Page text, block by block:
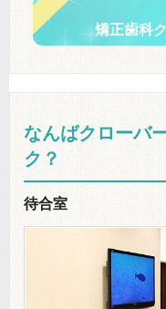
矯正歯科
なんばクローバ
ク？
待合室